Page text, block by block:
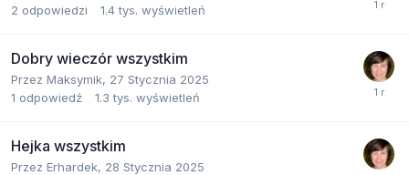
2 odpowiedzi 1.4 tys. wyświetleń
Dobry wieczór wszystkim
Przez Maksymik, 27 Stycznia 2025
1 odpowiedź 1.3 tys. wyświetleń
Hejka wszystkim
Przez Erhardek, 28 Stycznia 2025